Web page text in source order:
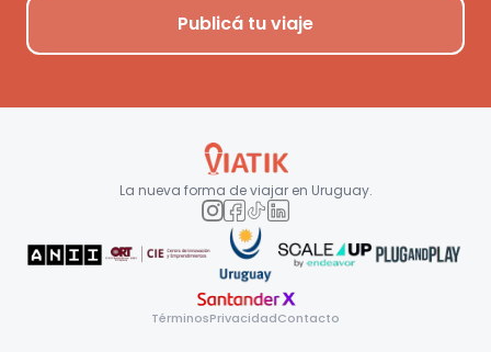
Publicá tu viaje
La nueva forma de viajar en Uruguay.
TérminosPrivacidadContacto